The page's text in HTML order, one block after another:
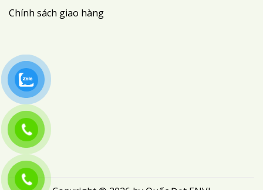
Chính sách giao hàng